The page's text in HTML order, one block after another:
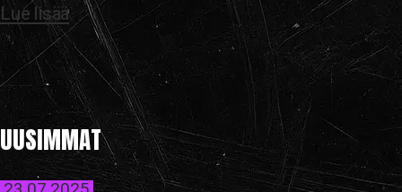
Lue lisää
UUSIMMAT